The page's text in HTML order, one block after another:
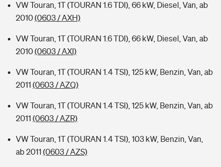
VW Touran, 1T (TOURAN 1.6 TDI), 66 kW, Diesel, Van, ab
2010(0603 / AXH)
VW Touran, 1T (TOURAN 1.6 TDI), 66 kW, Diesel, Van, ab
2010(0603 / AXI)
VW Touran, 1T (TOURAN 1.4 TSI), 125 kW, Benzin, Van, ab
2011 (0603 / AZQ)
VW Touran, 1T (TOURAN 1.4 TSI), 125 kW, Benzin, Van, ab
2011 (0603 / AZR)
VW Touran, 1T (TOURAN 1.4 TSI), 103 kW, Benzin, Van,
ab 2011 (0603 / AZS)